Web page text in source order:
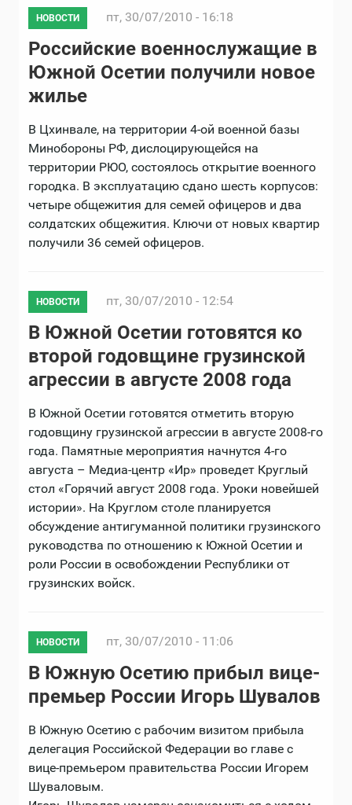
НОВОСТИ пт, 30/07/2010 - 16:18
Российские военнослужащие в
Южной Осетии получили новое
жилье
В Цхинвале, на территории 4-ой военной базы
Минобороны РФ, дислоцирующейся на
территории РЮО, состоялось открытие военного
городка. В эксплуатацию сдано шесть корпусов:
четыре общежития для семей офицеров и два
солдатских общежития. Ключи от новых квартир
получили 36 семей офицеров.
НОВОСТИ пт, 30/07/2010 - 12:54
В Южной Осетии готовятся ко
второй годовщине грузинской
агрессии в августе 2008 года
В Южной Осетии готовятся отметить вторую
годовщину грузинской агрессии в августе 2008-го
года. Памятные мероприятия начнутся 4-го
августа – Медиа-центр «Ир» проведет Круглый
стол «Горячий август 2008 года. Уроки новейшей
истории». На Круглом столе планируется
обсуждение антигуманной политики грузинского
руководства по отношению к Южной Осетии и
роли России в освобождении Республики от
грузинских войск.
НОВОСТИ пт, 30/07/2010 - 11:06
В Южную Осетию прибыл вице-
премьер России Игорь Шувалов
В Южную Осетию с рабочим визитом прибыла
делегация Российской Федерации во главе с
вице-премьером правительства России Игорем
Шуваловым.